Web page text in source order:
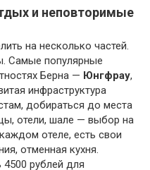
и неповторимые
на несколько частей.
Самые популярные
Берна — Юнгфрау,
инфраструктура
добираться до места
отели, шале — выбор на
отеле, есть свои
отменная кухня.
рублей для